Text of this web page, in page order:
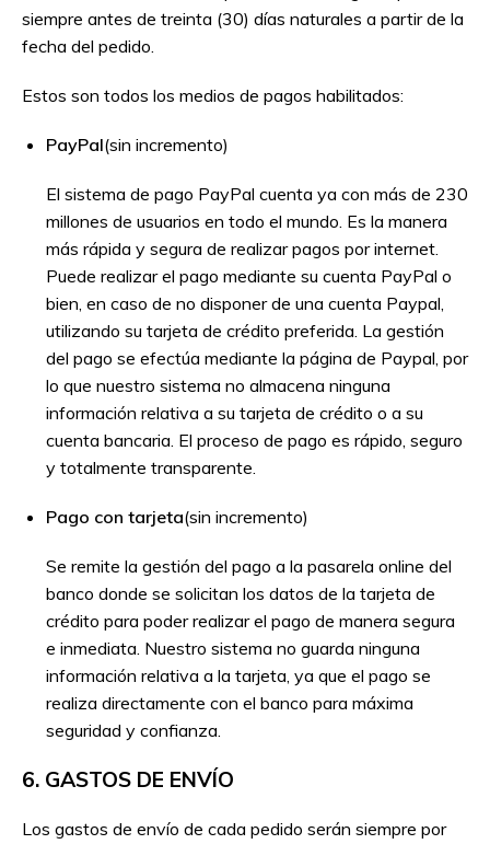
siempre antes de treinta (30) días naturales a partir de la
fecha del pedido.
Estos son todos los medios de pagos habilitados:
PayPal(sin incremento)
El sistema de pago PayPal cuenta ya con más de 230
millones de usuarios en todo el mundo. Es la manera
más rápida y segura de realizar pagos por internet.
Puede realizar el pago mediante su cuenta PayPal o
bien, en caso de no disponer de una cuenta Paypal,
utilizando su tarjeta de crédito preferida. La gestión
del pago se efectúa mediante la página de Paypal, por
lo que nuestro sistema no almacena ninguna
información relativa a su tarjeta de crédito o a su
cuenta bancaria. El proceso de pago es rápido, seguro
y totalmente transparente.
Pago con tarjeta(sin incremento)
Se remite la gestión del pago a la pasarela online del
banco donde se solicitan los datos de la tarjeta de
crédito para poder realizar el pago de manera segura
e inmediata. Nuestro sistema no guarda ninguna
información relativa a la tarjeta, ya que el pago se
realiza directamente con el banco para máxima
seguridad y confianza.
6. GASTOS DE ENVÍO
Los gastos de envío de cada pedido serán siempre por